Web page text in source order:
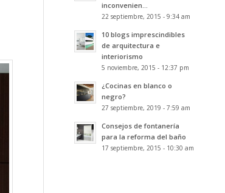
inconvenien...
22 septiembre, 2015 - 9:34 am
10 blogs imprescindibles
de arquitectura e
interiorismo
5 noviembre, 2015 - 12:37 pm
¿Cocinas en blanco o
negro?
27 septiembre, 2019 - 7:59 am
Consejos de fontanería
para la reforma del baño
17 septiembre, 2015 - 10:30 am